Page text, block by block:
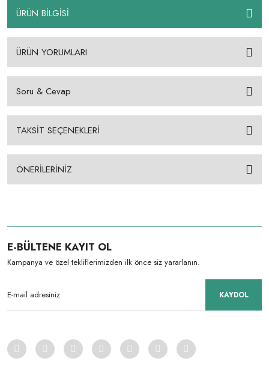
ÜRÜN BİLGİSİ
ÜRÜN YORUMLARI
Soru & Cevap
TAKSİT SEÇENEKLERİ
ÖNERİLERİNİZ
E-BÜLTENE KAYIT OL
Kampanya ve özel tekliflerimizden ilk önce siz yararlanın.
KAYDOL